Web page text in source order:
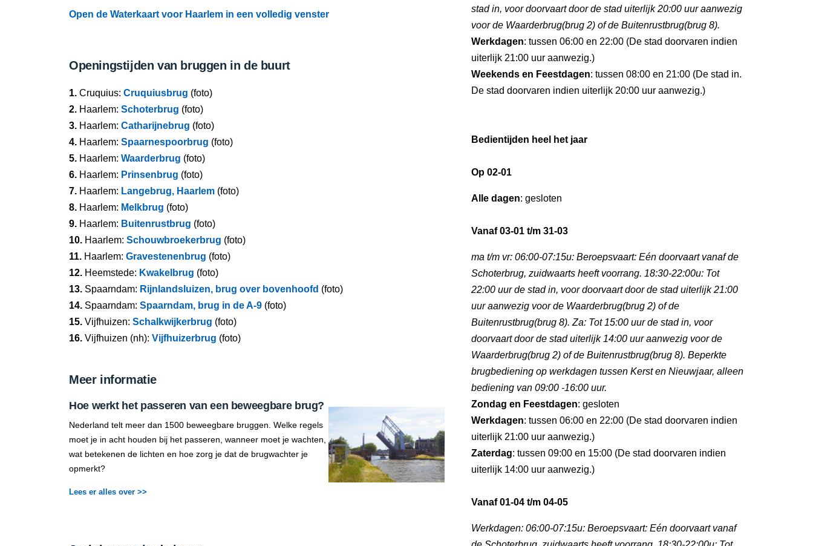
Open de Waterkaart voor Haarlem in een volledig venster
Openingstijden van bruggen in de buurt
1. Cruquius: Cruquiusbrug (foto)
2. Haarlem: Schoterbrug (foto)
3. Haarlem: Catharijnebrug (foto)
4. Haarlem: Spaarnespoorbrug (foto)
5. Haarlem: Waarderbrug (foto)
6. Haarlem: Prinsenbrug (foto)
7. Haarlem: Langebrug, Haarlem (foto)
8. Haarlem: Melkbrug (foto)
9. Haarlem: Buitenrustbrug (foto)
10. Haarlem: Schouwbroekerbrug (foto)
11. Haarlem: Gravestenenbrug (foto)
12. Heemstede: Kwakelbrug (foto)
13. Spaarndam: Rijnlandsluizen, brug over bovenhoofd (foto)
14. Spaarndam: Spaarndam, brug in de A-9 (foto)
15. Vijfhuizen: Schalkwijkerbrug (foto)
16. Vijfhuizen (nh): Vijfhuizerbrug (foto)
Meer informatie
Hoe werkt het passeren van een beweegbare brug?
Nederland telt meer dan 1500 beweegbare bruggen. Welke regels
moet je in acht houden bij het passeren, wanneer moet je wachten,
wat betekenen de lichten en hoe zorg je dat de brugwachter je
opmerkt?
Lees er alles over >>
stad in, voor doorvaart door de stad uiterlijk 20:00 uur aanwezig
voor de Waarderbrug(brug 2) of de Buitenrustbrug(brug 8).
Werkdagen: tussen 06:00 en 22:00 (De stad doorvaren indien
uiterlijk 21:00 uur aanwezig.)
Weekends en Feestdagen: tussen 08:00 en 21:00 (De stad in.
De stad doorvaren indien uiterlijk 20:00 uur aanwezig.)
Bedientijden heel het jaar
Op 02-01
Alle dagen: gesloten
Vanaf 03-01 t/m 31-03
ma t/m vr: 06:00-07:15u: Beroepsvaart: Eén doorvaart vanaf de
Schoterbrug, zuidwaarts heeft voorrang. 18:30-22:00u: Tot
22:00 uur de stad in, voor doorvaart door de stad uiterlijk 21:00
uur aanwezig voor de Waarderbrug(brug 2) of de
Buitenrustbrug(brug 8). Za: Tot 15:00 uur de stad in, voor
doorvaart door de stad uiterlijk 14:00 uur aanwezig voor de
Waarderbrug(brug 2) of de Buitenrustbrug(brug 8). Beperkte
brugbediening op werkdagen tussen Kerst en Nieuwjaar, alleen
bediening van 09:00 -16:00 uur.
Zondag en Feestdagen: gesloten
Werkdagen: tussen 06:00 en 22:00 (De stad doorvaren indien
uiterlijk 21:00 uur aanwezig.)
Zaterdag: tussen 09:00 en 15:00 (De stad doorvaren indien
uiterlijk 14:00 uur aanwezig.)
Vanaf 01-04 t/m 04-05
Werkdagen: 06:00-07:15u: Beroepsvaart: Eén doorvaart vanaf